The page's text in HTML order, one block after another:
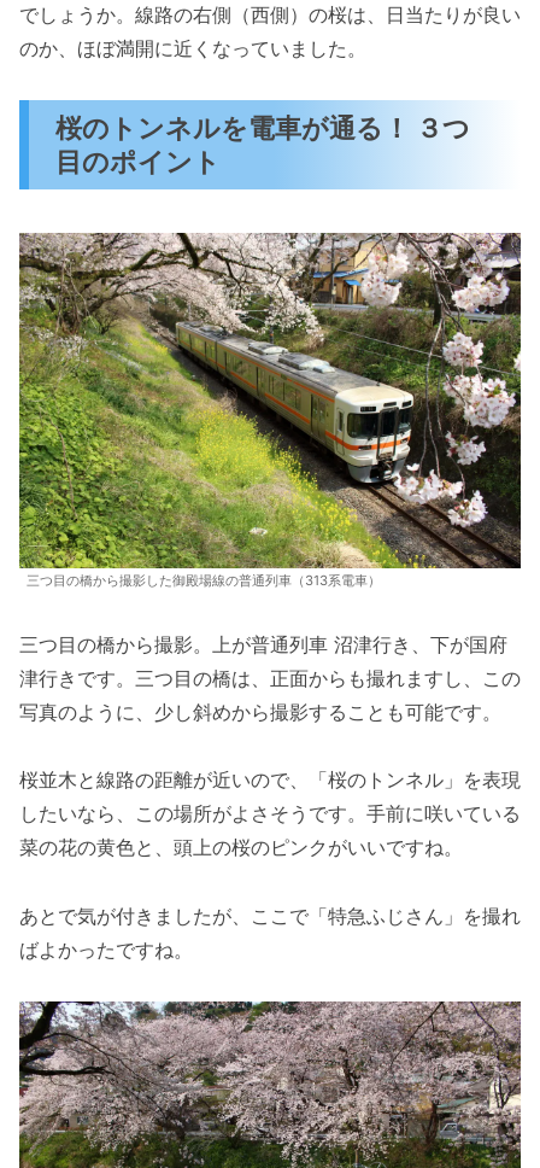
でしょうか。線路の右側（西側）の桜は、日当たりが良い
のか、ほぼ満開に近くなっていました。
桜のトンネルを電車が通る！ ３つ
目のポイント
三つ目の橋から撮影した御殿場線の普通列車（313系電車）
三つ目の橋から撮影。上が普通列車 沼津行き、下が国府
津行きです。三つ目の橋は、正面からも撮れますし、この
写真のように、少し斜めから撮影することも可能です。
桜並木と線路の距離が近いので、「桜のトンネル」を表現
したいなら、この場所がよさそうです。手前に咲いている
菜の花の黄色と、頭上の桜のピンクがいいですね。
あとで気が付きましたが、ここで「特急ふじさん」を撮れ
ばよかったですね。